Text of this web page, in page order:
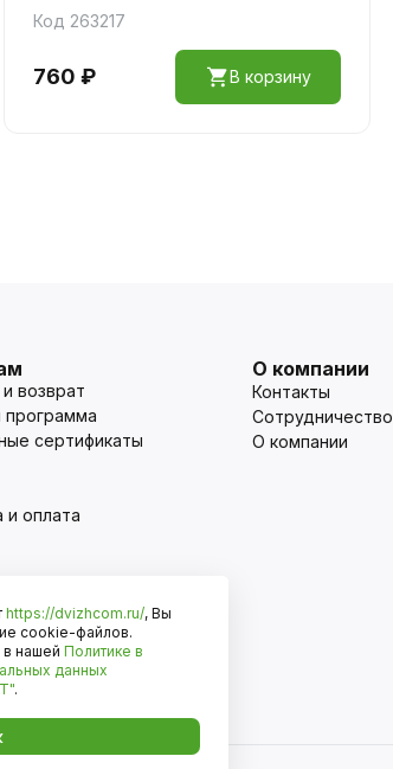
Код 263217
760 ₽ В корзину
возврат
программа
сертификаты
и оплата
О компании
Контакты
Сотрудничество
О компании
https://dvizhcom.ru/, Вы
cookie-файлов.
нашей Политике в
данных
.